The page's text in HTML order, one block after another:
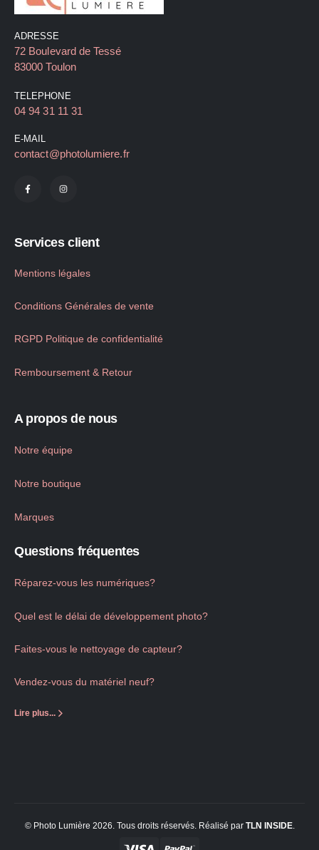
ADRESSE
72 Boulevard de Tessé
83000 Toulon
TELEPHONE
04 94 31 11 31
E-MAIL
contact@photolumiere.fr
Services client
Mentions légales
Conditions Générales de vente
RGPD Politique de confidentialité
Remboursement & Retour
A propos de nous
Notre équipe
Notre boutique
Marques
Questions fréquentes
Réparez-vous les numériques?
Quel est le délai de développement photo?
Faites-vous le nettoyage de capteur?
Vendez-vous du matériel neuf?
Lire plus...
© Photo Lumière 2026. Tous droits réservés. Réalisé par TLN INSIDE.